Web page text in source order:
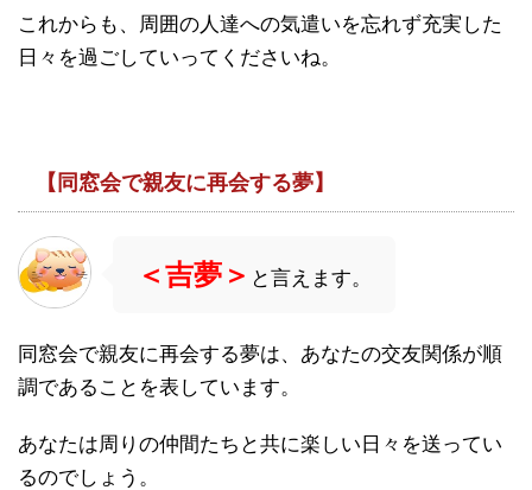
これからも、周囲の人達への気遣いを忘れず充実した
日々を過ごしていってくださいね。
【同窓会で親友に再会する夢】
＜吉夢＞ と言えます。
同窓会で親友に再会する夢は、あなたの交友関係が順
調であることを表しています。
あなたは周りの仲間たちと共に楽しい日々を送ってい
るのでしょう。